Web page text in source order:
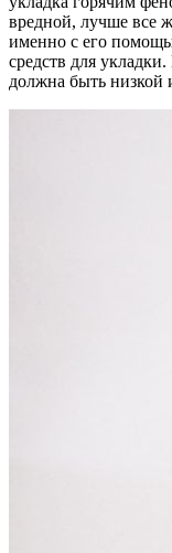
вредной, лучше все
именно с его
средств для
должна быть низкой